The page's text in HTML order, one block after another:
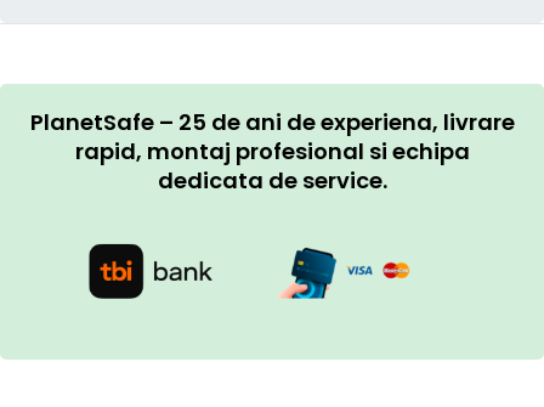
PlanetSafe – 25 de ani de experiena, livrare
rapid, montaj profesional si echipa
dedicata de service.